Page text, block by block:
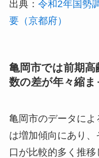
出典： 令和2年国勢
要（京都府）
亀岡市では前期高
数の差が年々縮ま
亀岡市のデータに
は増加傾向にあり
口が比較的多く推移